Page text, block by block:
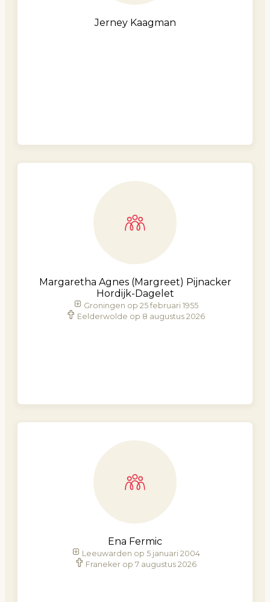
Jerney Kaagman
Margaretha Agnes (Margreet) Pijnacker
Hordijk-Dagelet
Groningen op 25 februari 1955
Eelderwolde op 8 augustus 2026
Ena Fermic
Leeuwarden op 5 januari 2004
Franeker op 7 augustus 2026